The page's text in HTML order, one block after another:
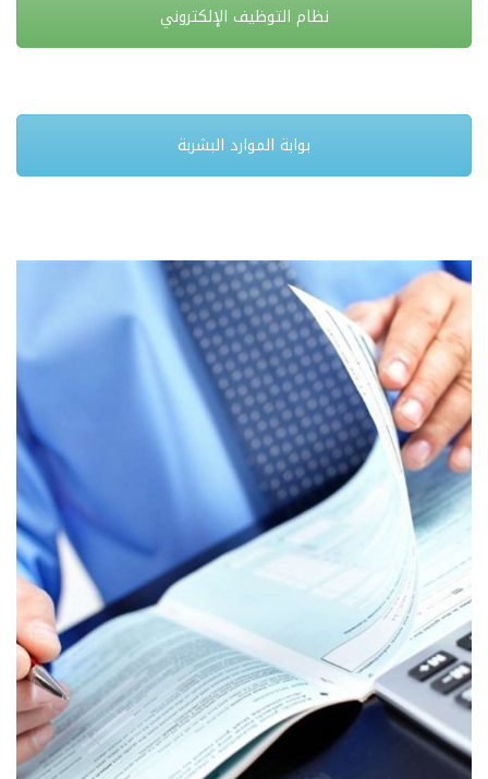
نظام التوظيف الإلكتروني
بوابة الموارد البشربة